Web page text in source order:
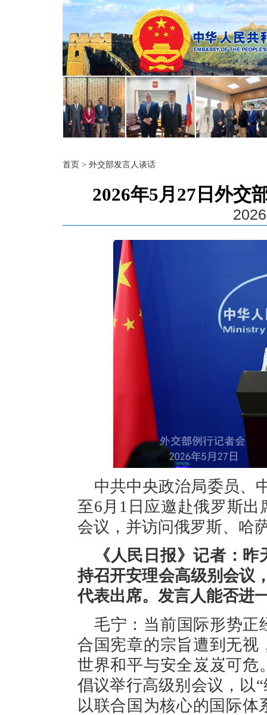
首页 > 外交部发言人谈话
2026年5月27日外交
中共中央政治局委员、
至6月1日应邀赴俄罗斯
会议，并访问俄罗斯、哈
《人民日报》记者：
持召开安理会高级别会议
代表出席。发言人能否进
毛宁：当前国际形势正
合国宪章的宗旨遭到无视
世界和平与安全岌岌可危
倡议举行高级别会议，以
以联合国为核心的国际体